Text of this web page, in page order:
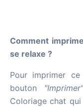
Comment
se relaxe ?
Pour imprimer
bouton
Coloriage chat